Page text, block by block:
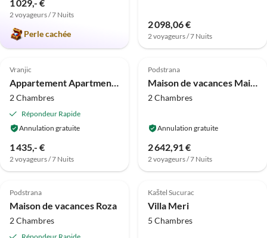
1 029,- €
2 voyageurs / 7 Nuits
Perle cachée
2 098,06 €
2 voyageurs / 7 Nuits
4.0 (10)
Vranjic
Appartement Apartment Jamblip - Two Bedroom Apartment with Balcony
2 Chambres
Répondeur Rapide
Annulation gratuite
1 435,- €
2 voyageurs / 7 Nuits
4.0 (8)
Podstrana
Maison de vacances Maison de Vacances à Podstrana près Plage
2 Chambres
Annulation gratuite
2 642,91 €
2 voyageurs / 7 Nuits
Podstrana
Maison de vacances Roza
2 Chambres
Kaštel Sucurac
Villa Meri
5 Chambres